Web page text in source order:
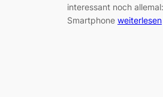
interessant noch
Smartphone weiterlesen